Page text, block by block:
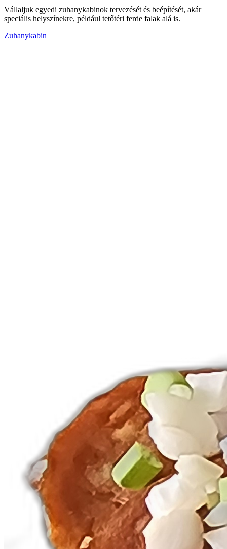
Vállaljuk egyedi zuhanykabinok tervezését és beépítését, akár
speciális helyszínekre, például tetőtéri ferde falak alá is.
Zuhanykabin